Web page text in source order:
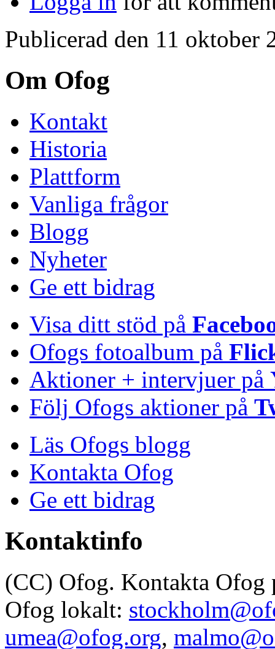
Publicerad den 11 oktober
Om Ofog
Kontakt
Historia
Plattform
Vanliga frågor
Blogg
Nyheter
Ge ett bidrag
Visa ditt stöd på
Ofogs fotoalbum på
Aktioner + intervjuer på
Följ Ofogs aktioner på
Läs Ofogs blogg
Kontakta Ofog
Ge ett bidrag
Kontaktinfo
(CC) Ofog. Kontakta Ofog
Ofog lokalt:
umea@ofog.org,